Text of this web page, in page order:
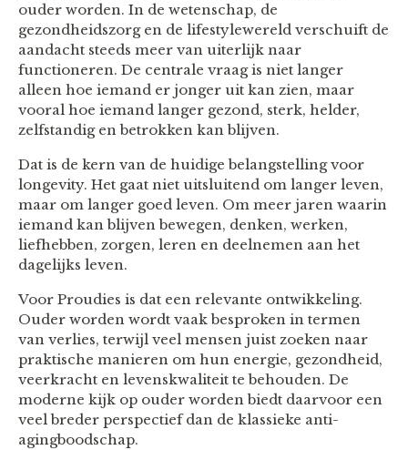
ouder worden. In de wetenschap, de
gezondheidszorg en de lifestylewereld verschuift de
aandacht steeds meer van uiterlijk naar
functioneren. De centrale vraag is niet langer
alleen hoe iemand er jonger uit kan zien, maar
vooral hoe iemand langer gezond, sterk, helder,
zelfstandig en betrokken kan blijven.
Dat is de kern van de huidige belangstelling voor
longevity. Het gaat niet uitsluitend om langer leven,
maar om langer goed leven. Om meer jaren waarin
iemand kan blijven bewegen, denken, werken,
liefhebben, zorgen, leren en deelnemen aan het
dagelijks leven.
Voor Proudies is dat een relevante ontwikkeling.
Ouder worden wordt vaak besproken in termen
van verlies, terwijl veel mensen juist zoeken naar
praktische manieren om hun energie, gezondheid,
veerkracht en levenskwaliteit te behouden. De
moderne kijk op ouder worden biedt daarvoor een
veel breder perspectief dan de klassieke anti-
agingboodschap.